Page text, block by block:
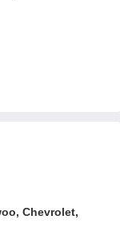
Chevrolet,